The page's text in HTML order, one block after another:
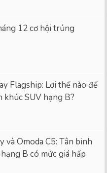
12 cơ hội trúng
Flagship: Lợi thế nào để
SUV hạng B?
và Omoda C5: Tân binh
B có mức giá hấp